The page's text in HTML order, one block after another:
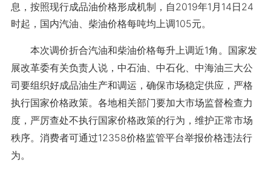
息，按照现行成品油价格形成机制，自2019年1月14日24
时起，国内汽油、柴油价格每吨均上调105元。
本次调价折合汽油和柴油价格每升上调近1角。国家发
展改革委有关负责人说，中石油、中石化、中海油三大公
司要组织好成品油生产和调运，确保市场稳定供应，严格
执行国家价格政策。各地相关部门要加大市场监督检查力
度，严厉查处不执行国家价格政策的行为，维护正常市场
秩序。消费者可通过12358价格监管平台举报价格违法行
为。